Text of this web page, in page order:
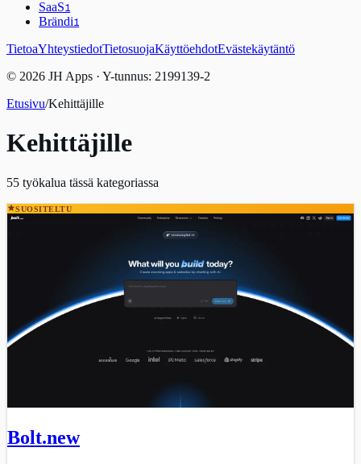
SaaS1
Brändi1
TietoaYhteystiedotTietosuojaKäyttöehdotEvästekäytäntö
© 2026 JH Apps · Y-tunnus: 2199139-2
Etusivu/Kehittäjille
Kehittäjille
55 työkalua tässä kategoriassa
SUOSITELTU
Bolt.new